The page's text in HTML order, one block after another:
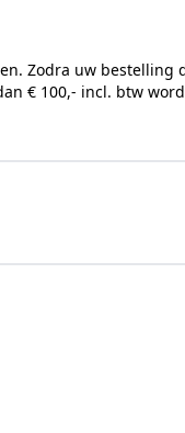
Zodra uw
€ 100,- incl. btw